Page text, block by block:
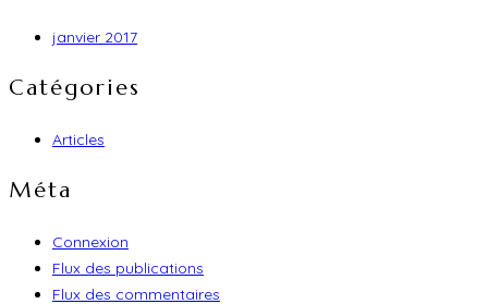
janvier 2017
Catégories
Articles
Méta
Connexion
Flux des publications
Flux des commentaires